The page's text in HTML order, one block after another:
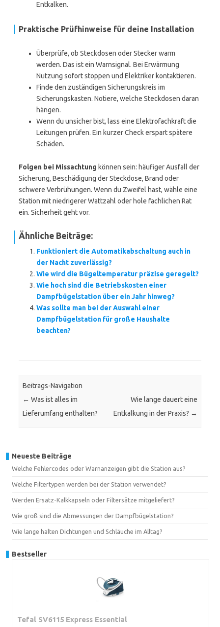
Entkalken.
Praktische Prüfhinweise für deine Installation
Überprüfe, ob Steckdosen oder Stecker warm
werden. Das ist ein Warnsignal. Bei Erwärmung
Nutzung sofort stoppen und Elektriker kontaktieren.
Finde den zuständigen Sicherungskreis im
Sicherungskasten. Notiere, welche Steckdosen daran
hängen.
Wenn du unsicher bist, lass eine Elektrofachkraft die
Leitungen prüfen. Ein kurzer Check erspart spätere
Schäden.
Folgen bei Missachtung können sein: häufiger Ausfall der
Sicherung, Beschädigung der Steckdose, Brand oder
schwere Verbrühungen. Wenn du Zweifel hast, wähle eine
Station mit niedrigerer Wattzahl oder hole fachlichen Rat
ein. Sicherheit geht vor.
Ähnliche Beiträge:
Funktioniert die Automatikabschaltung auch in
der Nacht zuverlässig?
Wie wird die Bügeltemperatur präzise geregelt?
Wie hoch sind die Betriebskosten einer
Dampfbügelstation über ein Jahr hinweg?
Was sollte man bei der Auswahl einer
Dampfbügelstation für große Haushalte
beachten?
Beitrags-Navigation
← Was ist alles im
Lieferumfang enthalten?
Wie lange dauert eine
Entkalkung in der Praxis? →
Neueste Beiträge
Welche Fehlercodes oder Warnanzeigen gibt die Station aus?
Welche Filtertypen werden bei der Station verwendet?
Werden Ersatz-Kalkkapseln oder Filtersätze mitgeliefert?
Wie groß sind die Abmessungen der Dampfbügelstation?
Wie lange halten Dichtungen und Schläuche im Alltag?
Bestseller
Tefal SV6115 Express Essential